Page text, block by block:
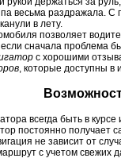
весьма раздражала. С
в лету.
позволяет
сначала проблема
с хорошими
, которые доступны в
всегда быть в
постоянно
не зависит от
с учетом свежих